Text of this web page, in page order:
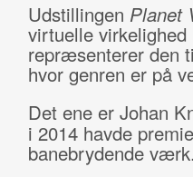
Udstillingen Planet
virtuelle
repræsenterer den
hvor genren er på
Det ene er Johan
i 2014 havde
banebrydende værk.